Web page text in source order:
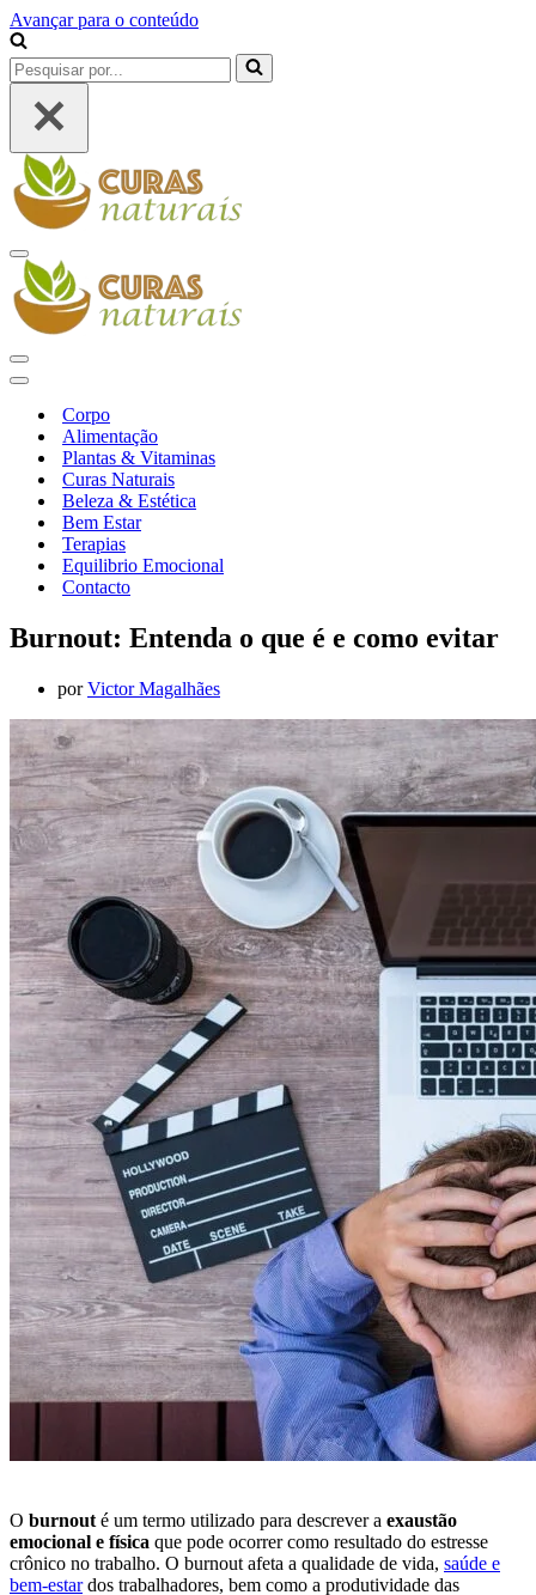
Avançar para o conteúdo
Pesquisar
por...
Menu
de
navegação
Menu
de
Menu
navegação
Corpo
Alimentação
Plantas & Vitaminas
Curas Naturais
Beleza & Estética
Bem Estar
Terapias
Equilibrio Emocional
Contacto
Burnout: Entenda o que é e como evitar
porVictor Magalhães
O burnout é um termo utilizado para descrever a exaustão
emocional e física que pode ocorrer como resultado do estresse
crônico no trabalho. O burnout afeta a qualidade de vida, saúde e
bem-estardos trabalhadores, bem como a produtividade das